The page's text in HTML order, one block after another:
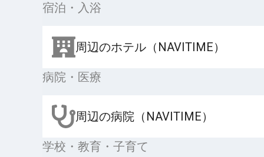
宿泊・入浴
周辺のホテル（NAVITIME）
病院・医療
周辺の病院（NAVITIME）
学校・教育・子育て